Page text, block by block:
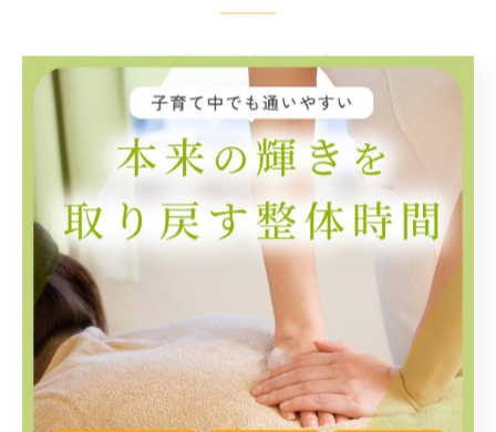
#宮前区 #整体 #腰痛 #バイク
カテゴリー categories
全てのカテゴリー
腰痛
骨盤矯正
産後